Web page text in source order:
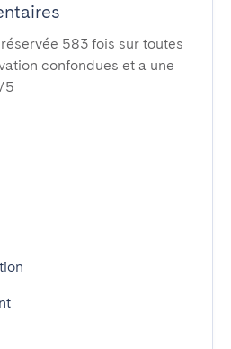
583 fois sur toutes
confondues et a une
5